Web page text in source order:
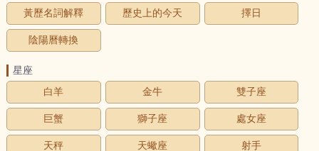
黃歷名詞解釋
歷史上的今天 擇日
陰陽曆轉換
星座
白羊
金牛 雙子座
巨蟹 獅子座 處女座
天秤 天蠍座 射手